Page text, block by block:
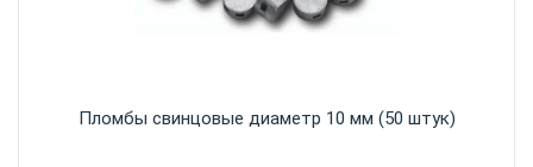
Пломбы свинцовые диаметр 10 мм (50 штук)